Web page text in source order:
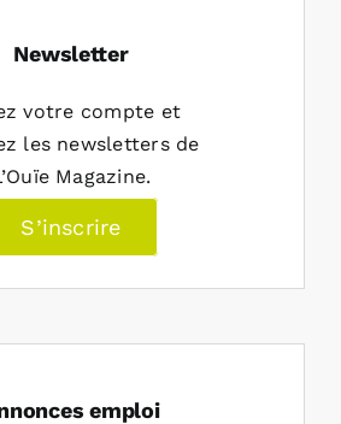
Newsletter
votre compte et
les newsletters de
Magazine.
S’inscrire
emploi